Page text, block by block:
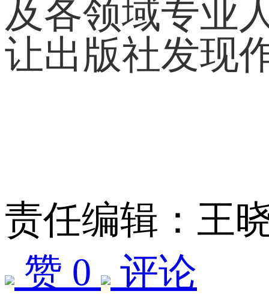
及各领域专业
让出版社发现
责任编辑：王
赞 0
评论